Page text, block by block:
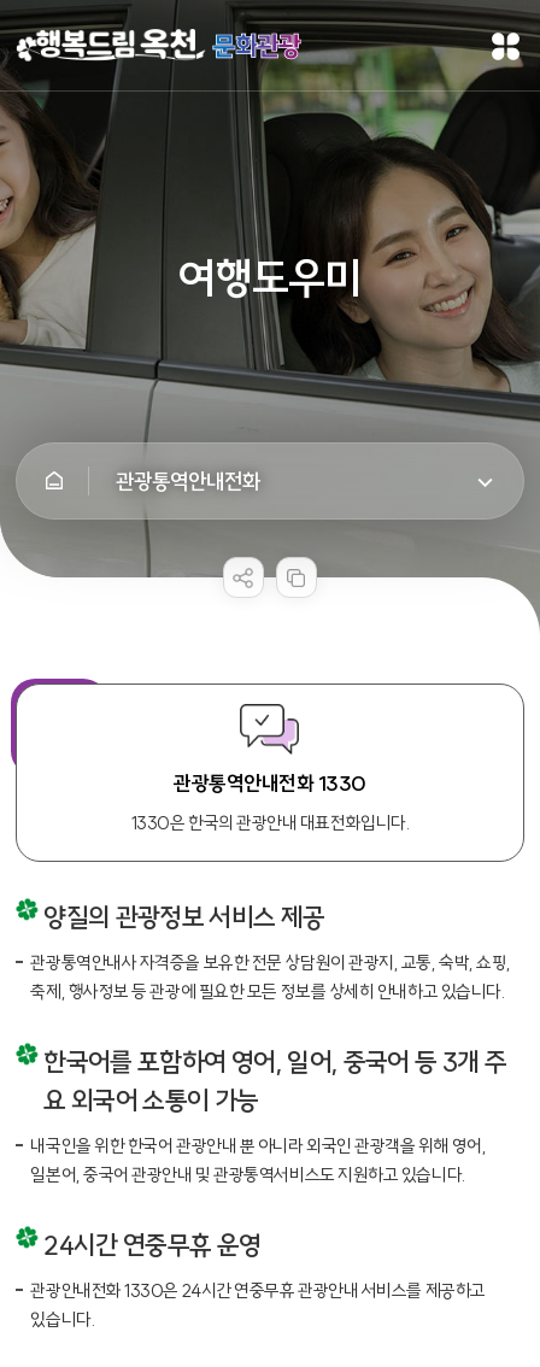
문화관광
여행도우미
관광통역안내전화
관광통역안내전화 1330
1330은 한국의 관광안내 대표전화입니다.
양질의 관광정보 서비스 제공
관광통역안내사 자격증을 보유한 전문 상담원이 관광지, 교통, 숙박, 쇼핑,
축제, 행사정보 등 관광에 필요한 모든 정보를 상세히 안내하고 있습니다.
한국어를 포함하여 영어, 일어, 중국어 등 3개 주
요 외국어 소통이 가능
내국인을 위한 한국어 관광안내 뿐 아니라 외국인 관광객을 위해 영어,
일본어, 중국어 관광안내 및 관광통역서비스도 지원하고 있습니다.
24시간 연중무휴 운영
관광안내전화 1330은 24시간 연중무휴 관광안내 서비스를 제공하고
있습니다.
공공누리 공공저작물